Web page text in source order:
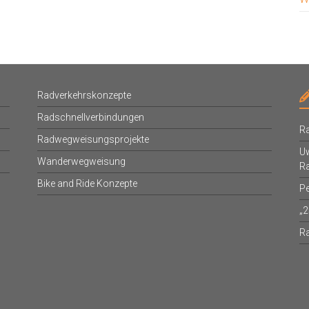
Radverkehrskonzepte
Radschnellverbindungen
Radwegweisungsprojekte
Wanderwegweisung
Bike and Ride Konzepte